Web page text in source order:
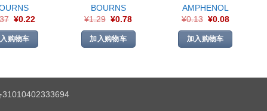
¥0.22
购物车
BOURNS
¥1.29 ¥0.78
加入购物车
AMPHENOL
¥0.13 ¥0.08
加入购物车
31010402333694